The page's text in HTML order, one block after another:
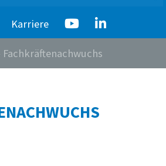
Karriere
Fachkräftenachwuchs